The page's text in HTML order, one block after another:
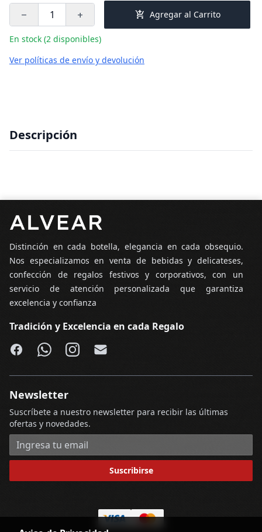
remove add add_shopping_cart Agregar al Carrito
En stock (2 disponibles)
Ver políticas de envío y devolución
Descripción
Distinción en cada botella, elegancia en cada obsequio.
Nos especializamos en venta de bebidas y delicateses,
confección de regalos festivos y corporativos, con un
servicio de atención personalizada que garantiza
excelencia y confianza
Tradición y Excelencia en cada Regalo
Facebook
WhatsApp
Instagram
Email
Newsletter
Suscríbete a nuestro newsletter para recibir las últimas
ofertas y novedades.
Dirección de correo electrónico
Suscribirse